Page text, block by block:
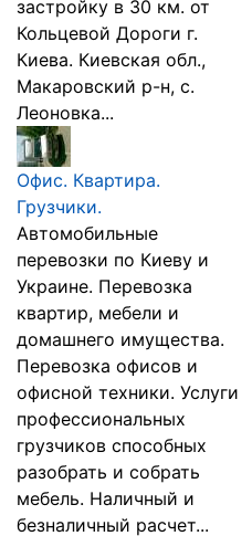
застройку в 30 км. от
Кольцевой Дороги г.
Киева. Киевская обл.,
Макаровский р-н, с.
Леоновка...
Офис. Квартира.
Грузчики.
Автомобильные
перевозки по Киеву и
Украине. Перевозка
квартир, мебели и
домашнего имущества.
Перевозка офисов и
офисной техники. Услуги
профессиональных
грузчиков способных
разобрать и собрать
мебель. Наличный и
безналичный расчет...